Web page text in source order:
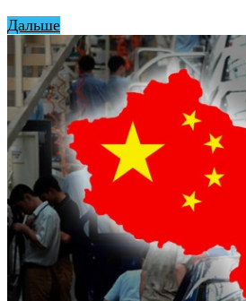
Дальше